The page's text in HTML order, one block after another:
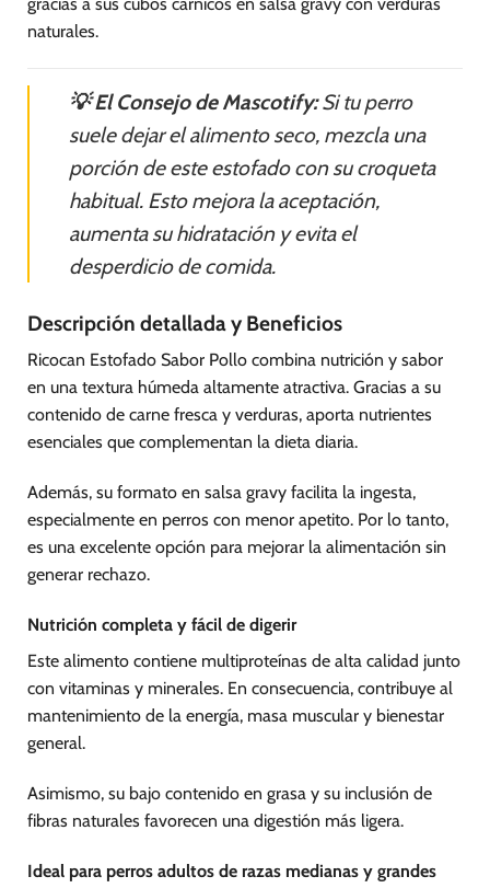
naturales.
💡 El Consejo de Mascotify:Si tu perro
suele dejar el alimento seco, mezcla una
porción de este estofado con su croqueta
habitual. Esto mejora la aceptación,
aumenta su hidratación y evita el
desperdicio de comida.
Descripción detallada y Beneficios
Ricocan Estofado Sabor Pollo combina nutrición y sabor
en una textura húmeda altamente atractiva. Gracias a su
contenido de carne fresca y verduras, aporta nutrientes
esenciales que complementan la dieta diaria.
Además, su formato en salsa gravy facilita la ingesta,
especialmente en perros con menor apetito. Por lo tanto,
es una excelente opción para mejorar la alimentación sin
generar rechazo.
Nutrición completa y fácil de digerir
Este alimento contiene multiproteínas de alta calidad junto
con vitaminas y minerales. En consecuencia, contribuye al
mantenimiento de la energía, masa muscular y bienestar
general.
Asimismo, su bajo contenido en grasa y su inclusión de
fibras naturales favorecen una digestión más ligera.
Ideal para perros adultos de razas medianas y grandes